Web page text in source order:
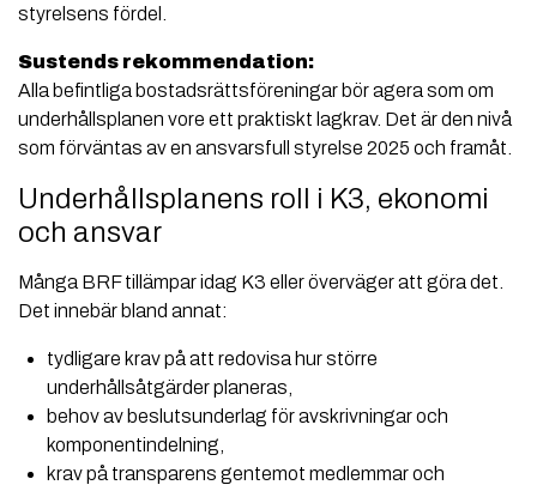
styrelsens fördel.
Sustends rekommendation:
Alla befintliga bostadsrättsföreningar bör agera som om
underhållsplanen vore ett praktiskt lagkrav. Det är den nivå
som förväntas av en ansvarsfull styrelse 2025 och framåt.
Underhållsplanens roll i K3, ekonomi
och ansvar
Många BRF tillämpar idag K3 eller överväger att göra det.
Det innebär bland annat:
tydligare krav på att redovisa hur större
underhållsåtgärder planeras,
behov av beslutsunderlag för avskrivningar och
komponentindelning,
krav på transparens gentemot medlemmar och